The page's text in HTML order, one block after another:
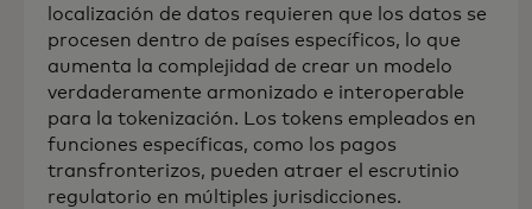
localización de datos requieren que los datos se
procesen dentro de países específicos, lo que
aumenta la complejidad de crear un modelo
verdaderamente armonizado e interoperable
para la tokenización. Los tokens empleados en
funciones específicas, como los pagos
transfronterizos, pueden atraer el escrutinio
regulatorio en múltiples jurisdicciones.